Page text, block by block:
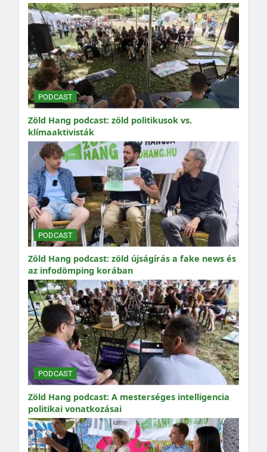
PODCAST
Zöld Hang podcast: zöld politikusok vs.
klímaaktivisták
PODCAST
Zöld Hang podcast: zöld újságírás a fake news és
az infodömping korában
PODCAST
Zöld Hang podcast: A mesterséges intelligencia
politikai vonatkozásai